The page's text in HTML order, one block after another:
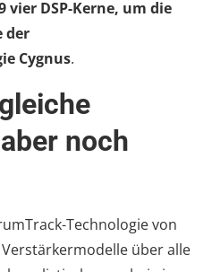
vier DSP-Kerne, um die
der
Cygnus.
noch
Technologie von
über alle